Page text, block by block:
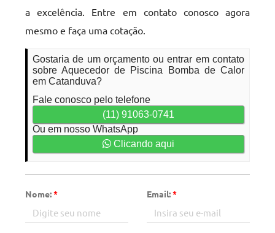
a excelência. Entre em contato conosco agora
mesmo e faça uma cotação.
Gostaria de um orçamento ou entrar em contato
sobre Aquecedor de Piscina Bomba de Calor
em Catanduva?
Fale conosco pelo telefone
(11) 91063-0741
Ou em nosso WhatsApp
Clicando aqui
Nome:* Email:*